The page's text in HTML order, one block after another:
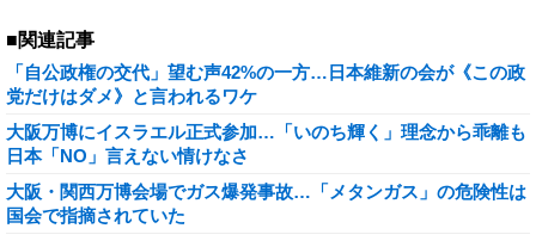
■関連記事
「自公政権の交代」望む声42%の一方…日本維新の会が《この政
党だけはダメ》と言われるワケ
大阪万博にイスラエル正式参加…「いのち輝く」理念から乖離も
日本「NO」言えない情けなさ
大阪・関西万博会場でガス爆発事故…「メタンガス」の危険性は
国会で指摘されていた